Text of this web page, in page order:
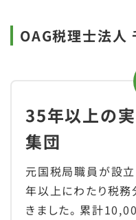
OAG税理士法人
35年以上の
集団
元国税局職員が設
年以上にわたり税
きました。累計